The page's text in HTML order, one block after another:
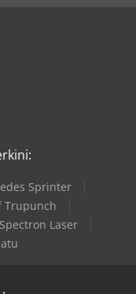
Sprinter
Trupunch
Spectron Laser